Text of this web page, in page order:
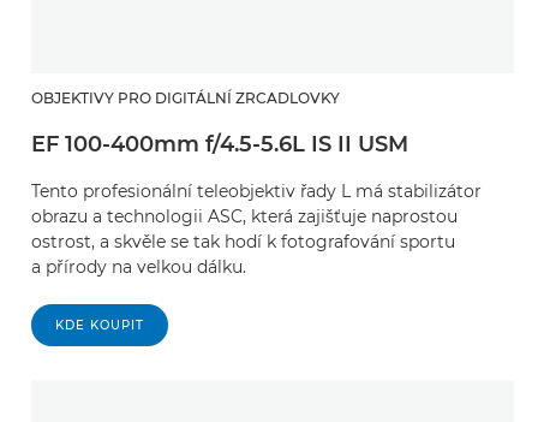
OBJEKTIVY PRO DIGITÁLNÍ ZRCADLOVKY
EF 100-400mm f/4.5-5.6L IS II USM
Tento profesionální teleobjektiv řady L má stabilizátor
obrazu a technologii ASC, která zajišťuje naprostou
ostrost, a skvěle se tak hodí k fotografování sportu
a přírody na velkou dálku.
KDE KOUPIT